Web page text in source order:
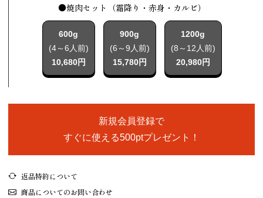
●焼肉セット（霜降り・赤身・カルビ）
600g
(4～6人前)
10,680円
900g
(6～9人前)
15,780円
1200g
(8～12人前)
20,980円
新規会員登録で
すぐに使える500ptプレゼント！
返品特約について
商品についてのお問い合わせ